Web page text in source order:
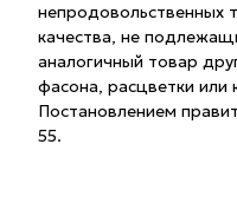
непродовольственных
качества, не
аналогичный товар
фасона, расцветки
Постановлением
55.